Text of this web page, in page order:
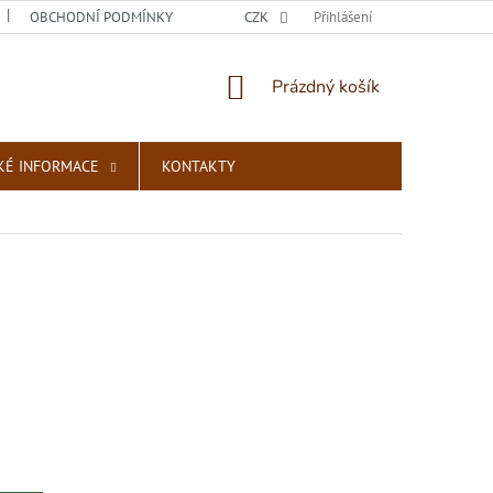
OBCHODNÍ PODMÍNKY PODMÍNKY OCHRANY OSOBNÍCH ÚDAJŮ
CZK Přihlášení
NÁKUPNÍ
Prázdný košík
INFORMACE KONTAKTY